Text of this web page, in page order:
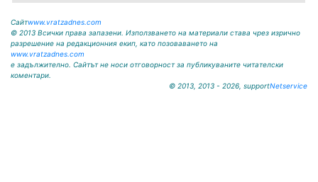
Сайтwww.vratzadnes.com
© 2013 Всички права запазени. Използването на материали става чрез изрично
разрешение на редакционния екип, като позоваването на
www.vratzadnes.com
е задължително. Сайтът не носи отговорност за публикуваните читателски
коментари.
© 2013, 2013 - 2026, supportNetservice